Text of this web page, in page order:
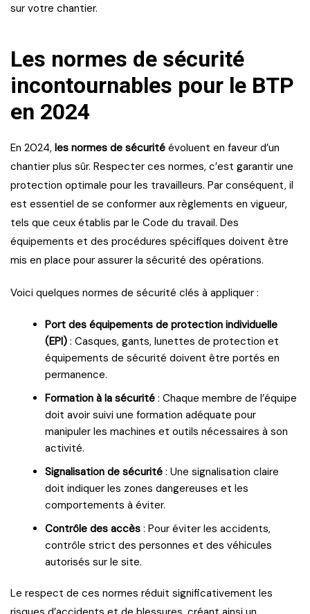
sur votre chantier.
Les normes de sécurité
incontournables pour le BTP
en 2024
En 2024, les normes de sécurité évoluent en faveur d’un
chantier plus sûr. Respecter ces normes, c’est garantir une
protection optimale pour les travailleurs. Par conséquent, il
est essentiel de se conformer aux règlements en vigueur,
tels que ceux établis par le Code du travail. Des
équipements et des procédures spécifiques doivent être
mis en place pour assurer la sécurité des opérations.
Voici quelques normes de sécurité clés à appliquer :
Port des équipements de protection individuelle
(EPI) : Casques, gants, lunettes de protection et
équipements de sécurité doivent être portés en
permanence.
Formation à la sécurité : Chaque membre de l’équipe
doit avoir suivi une formation adéquate pour
manipuler les machines et outils nécessaires à son
activité.
Signalisation de sécurité : Une signalisation claire
doit indiquer les zones dangereuses et les
comportements à éviter.
Contrôle des accès : Pour éviter les accidents,
contrôle strict des personnes et des véhicules
autorisés sur le site.
Le respect de ces normes réduit significativement les